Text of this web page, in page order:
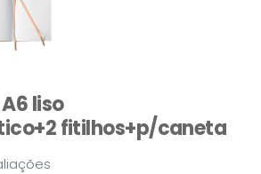
A6 liso
fitilhos+p/caneta